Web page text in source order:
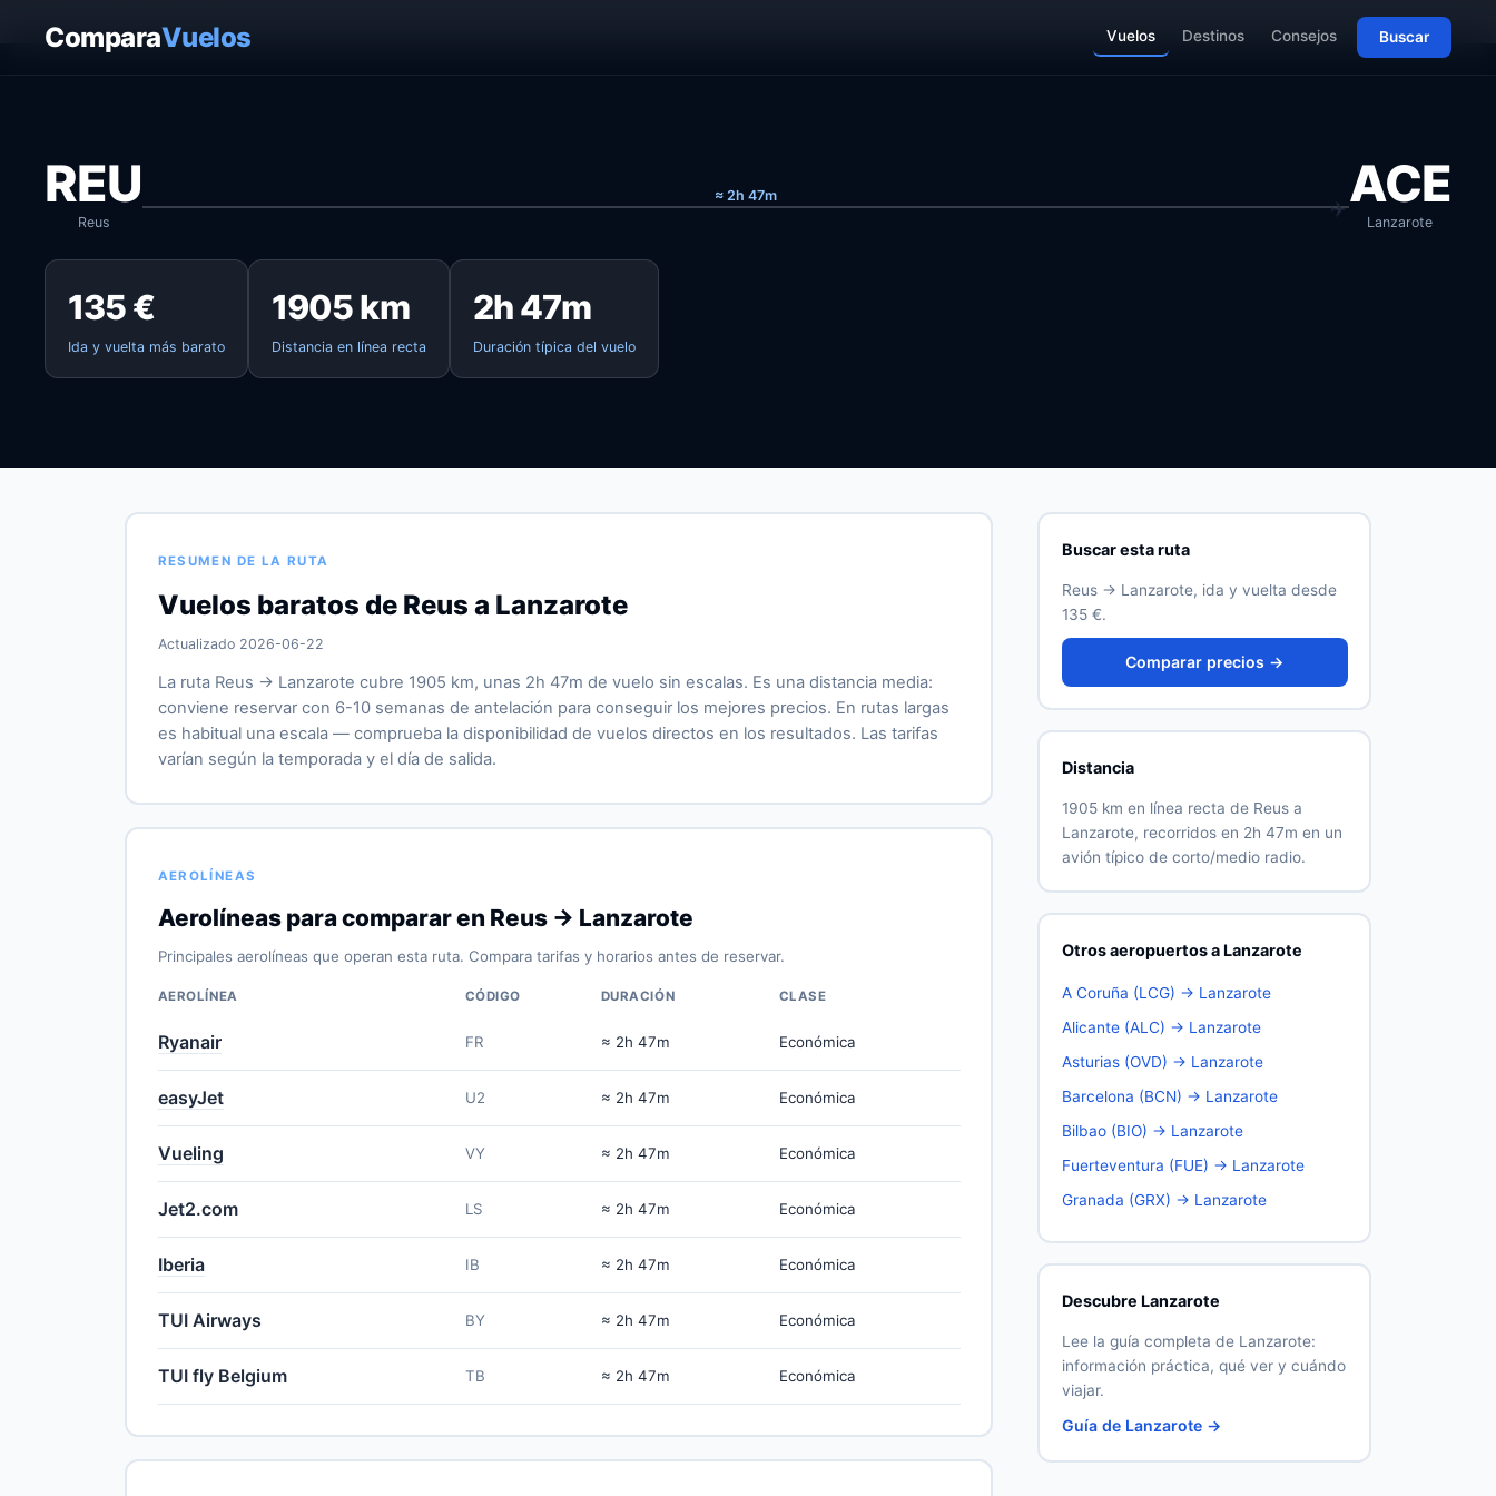
ComparaVuelos Vuelos Destinos Consejos Buscar
REU
Reus
≈ 2h 47m ACE
Lanzarote
135 €
Ida y vuelta más barato
1905 km
Distancia en línea recta
2h 47m
Duración típica del vuelo
RESUMEN DE LA RUTA
Vuelos baratos de Reus a Lanzarote
Actualizado 2026-06-22
La ruta Reus → Lanzarote cubre 1905 km, unas 2h 47m de vuelo sin escalas. Es una distancia media:
conviene reservar con 6-10 semanas de antelación para conseguir los mejores precios. En rutas largas
es habitual una escala — comprueba la disponibilidad de vuelos directos en los resultados. Las tarifas
varían según la temporada y el día de salida.
AEROLÍNEAS
Aerolíneas para comparar en Reus → Lanzarote
Principales aerolíneas que operan esta ruta. Compara tarifas y horarios antes de reservar.
AEROLÍNEA CÓDIGO DURACIÓN CLASE
Ryanair FR ≈ 2h 47m Económica
easyJet U2 ≈ 2h 47m Económica
Vueling VY ≈ 2h 47m Económica
Jet2.com LS ≈ 2h 47m Económica
Iberia IB ≈ 2h 47m Económica
TUI Airways BY ≈ 2h 47m Económica
TUI fly Belgium TB ≈ 2h 47m Económica
Buscar esta ruta
Reus → Lanzarote, ida y vuelta desde
135 €.
Comparar precios →
Distancia
1905 km en línea recta de Reus a
Lanzarote, recorridos en 2h 47m en un
avión típico de corto/medio radio.
Otros aeropuertos a Lanzarote
A Coruña (LCG) → Lanzarote
Alicante (ALC) → Lanzarote
Asturias (OVD) → Lanzarote
Barcelona (BCN) → Lanzarote
Bilbao (BIO) → Lanzarote
Fuerteventura (FUE) → Lanzarote
Granada (GRX) → Lanzarote
Descubre Lanzarote
Lee la guía completa de Lanzarote:
información práctica, qué ver y cuándo
viajar.
Guía de Lanzarote →